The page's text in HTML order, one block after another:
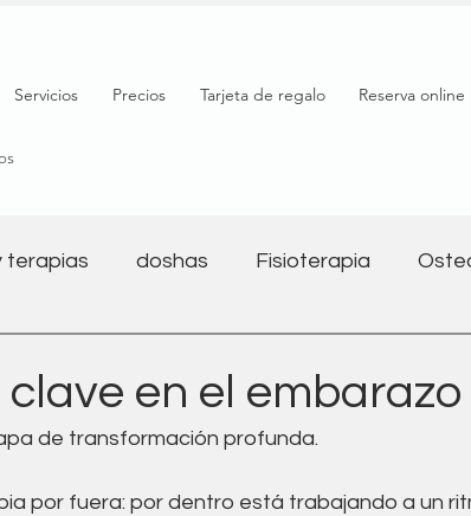
Servicios Precios Tarjeta de regalo Reserva online
terapias doshas Fisioterapia
Salud digestiva Embarazo
en el embarazo
de transformación profunda.
por fuera: por dentro está trabajando a un